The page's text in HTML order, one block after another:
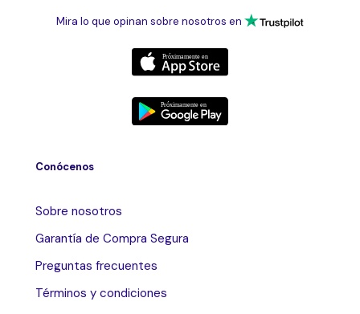
Mira lo que opinan sobre nosotros en
Conócenos
Sobre nosotros
Garantía de Compra Segura
Preguntas frecuentes
Términos y condiciones